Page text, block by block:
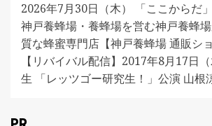
2026年7月30日（木） 「ここからだ
神戸養蜂場・養蜂場を営む神戸養蜂
質な蜂蜜専門店【神戸養蜂場 通販ショ
【リバイバル配信】2017年8月17日
生 「レッツゴー研究生！」公演 山根